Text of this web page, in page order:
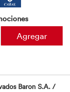
Agregar
Baron S.A. /